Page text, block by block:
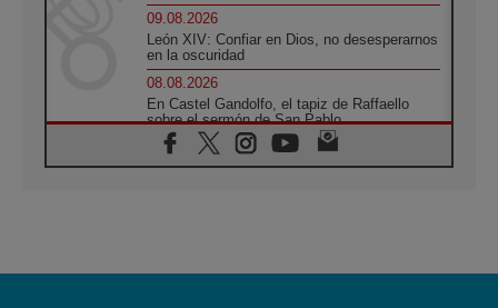
09.08.2026
León XIV: Confiar en Dios, no desesperarnos
en la oscuridad
08.08.2026
En Castel Gandolfo, el tapiz de Raffaello
sobre el sermón de San Pablo
08.08.2026
En Colombia, «la paz no se compra con una
08.08.2026